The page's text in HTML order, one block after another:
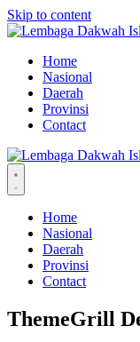
Skip to content
Home
Nasional
Daerah
Provinsi
Contact
Home
Nasional
Daerah
Provinsi
Contact
ThemeGrill